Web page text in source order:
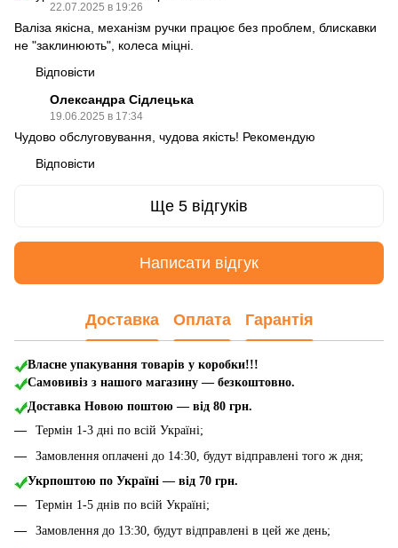
22.07.2025 в 19:26
Валіза якісна, механізм ручки працює без проблем, блискавки
не "заклинюють", колеса міцні.
Відповісти
Олександра Сідлецька
19.06.2025 в 17:34
Чудово обслуговування, чудова якість! Рекомендую
Відповісти
Ще 5 відгуків
Написати відгук
Доставка Оплата Гарантія
Власне упакування товарів у коробки!!!
Самовивіз з нашого магазину — безкоштовно.
Доставка Новою поштою — від 80 грн.
Термін 1-3 дні по всій Україні;
Замовлення оплачені до 14:30, будут відправлені того ж дня;
Укрпоштою по Україні — від 70 грн.
Термін 1-5 днів по всій Україні;
Замовлення до 13:30, будут відправлені в цей же день;